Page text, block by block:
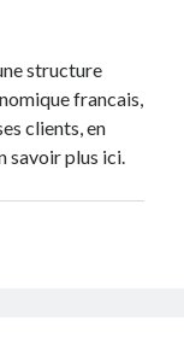
structure
francais,
clients, en
savoir plus ici.